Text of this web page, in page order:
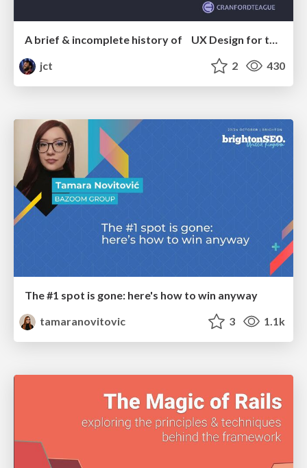
A brief & incomplete history of UX Design for the World Wide Web: 1989–2019
jct
2 430
The #1 spot is gone: here's how to win anyway
tamaranovitovic
3 1.1k